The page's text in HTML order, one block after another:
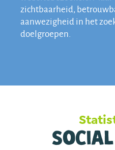
zichtbaarheid,
aanwezigheid in het
doelgroepen.